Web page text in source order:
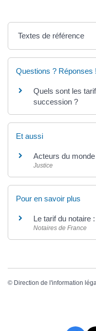
Textes de référence
Questions ? Réponses !
Quels sont les
succession ?
Et aussi
Acteurs du
Justice
Pour en savoir plus
Le tarif du notaire
Notaires de France
© Direction de l'information